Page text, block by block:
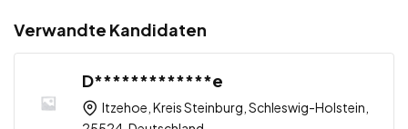
Verwandte Kandidaten
D*************e
Itzehoe, Kreis Steinburg, Schleswig-Holstein,